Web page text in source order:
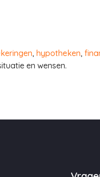
, hypotheken,
en wensen.